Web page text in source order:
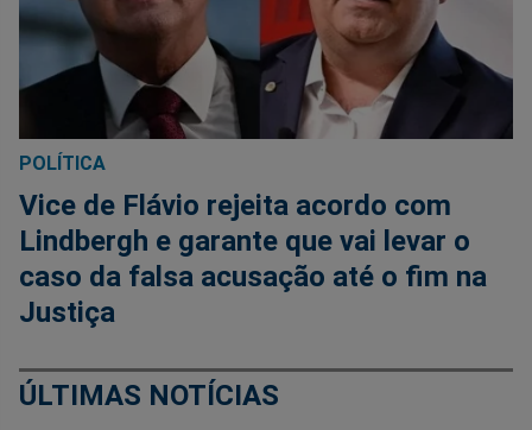
POLÍTICA
Vice de Flávio rejeita acordo com
Lindbergh e garante que vai levar o
caso da falsa acusação até o fim na
Justiça
ÚLTIMAS NOTÍCIAS